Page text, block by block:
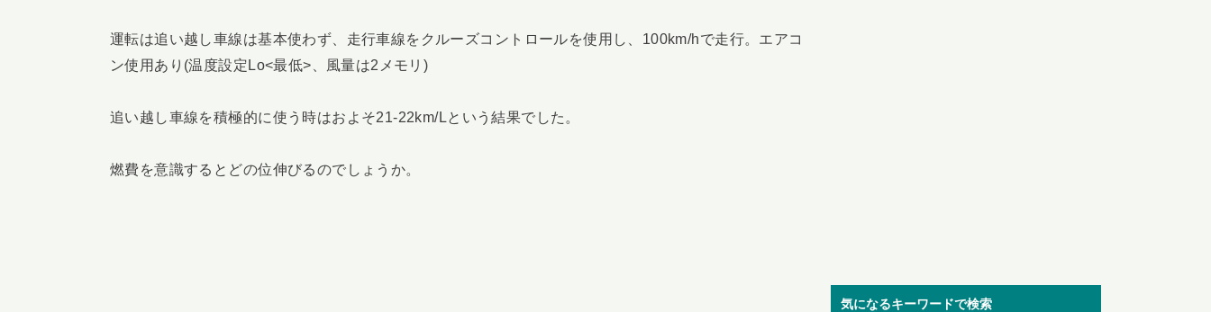
運転は追い越し車線は基本使わず、走行車線をクルーズコントロールを使用し、100km/hで走行。エアコ
ン使用あり(温度設定Lo<最低>、風量は2メモリ)
追い越し車線を積極的に使う時はおよそ21-22km/Lという結果でした。
燃費を意識するとどの位伸びるのでしょうか。
気になるキーワードで検索